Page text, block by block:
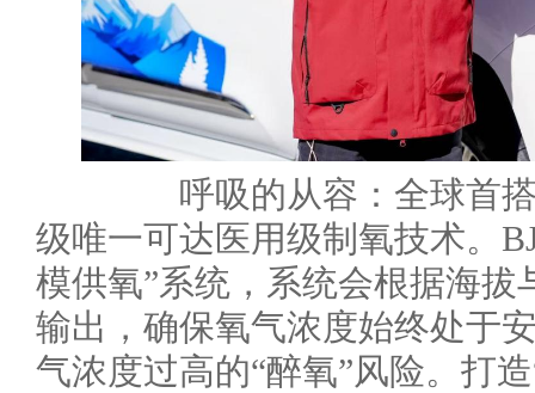
呼吸的从容：全球首搭随
级唯一可达医用级制氧技术。
模供氧”系统，系统会根据海
输出，确保氧气浓度始终处于
气浓度过高的“醉氧”风险。打